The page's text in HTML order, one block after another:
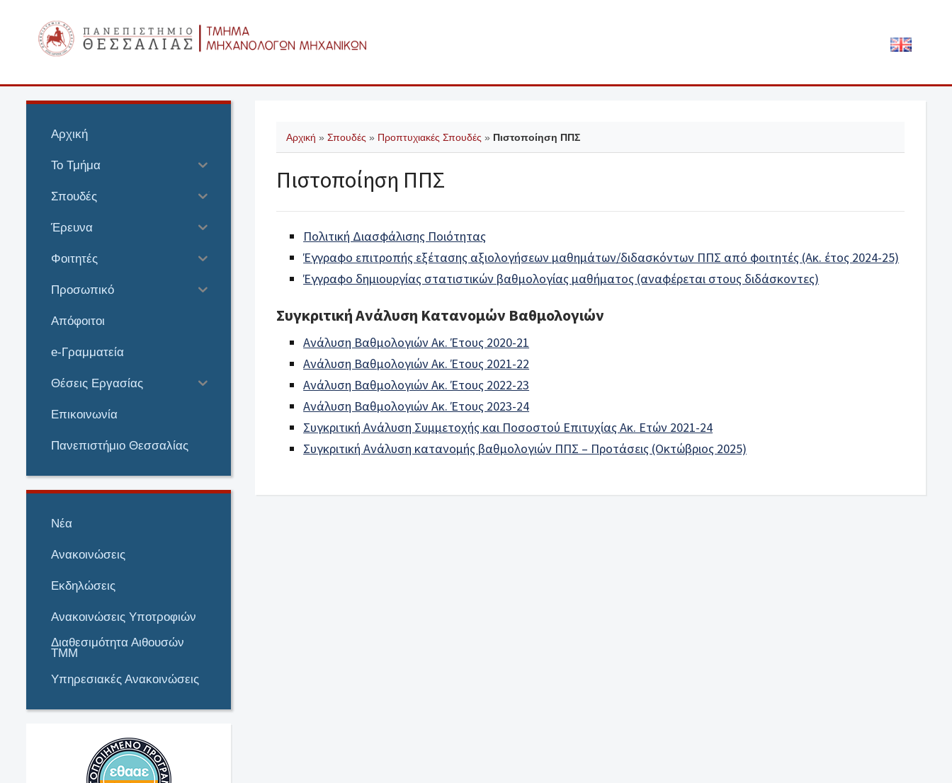
Αρχική
Το Τμήμα
Σπουδές
Έρευνα
Φοιτητές
Προσωπικό
Απόφοιτοι
e-Γραμματεία
Θέσεις Εργασίας
Επικοινωνία
Πανεπιστήμιο Θεσσαλίας
Νέα
Ανακοινώσεις
Εκδηλώσεις
Ανακοινώσεις Υποτροφιών
Διαθεσιμότητα Αιθουσών
ΤΜΜ
Υπηρεσιακές Ανακοινώσεις
Αρχική » Σπουδές » Προπτυχιακές Σπουδές » Πιστοποίηση ΠΠΣ
Πιστοποίηση ΠΠΣ
Πολιτική Διασφάλισης Ποιότητας
Έγγραφο επιτροπής εξέτασης αξιολογήσεων μαθημάτων/διδασκόντων ΠΠΣ από φοιτητές (Aκ. έτος 2024-25)
Έγγραφο δημιουργίας στατιστικών βαθμολογίας μαθήματος (αναφέρεται στους διδάσκοντες)
Συγκριτική Ανάλυση Κατανομών Βαθμολογιών
Ανάλυση Βαθμολογιών Ακ. Έτους 2020-21
Ανάλυση Βαθμολογιών Ακ. Έτους 2021-22
Ανάλυση Βαθμολογιών Ακ. Έτους 2022-23
Ανάλυση Βαθμολογιών Ακ. Έτους 2023-24
Συγκριτική Ανάλυση Συμμετοχής και Ποσοστού Επιτυχίας Ακ. Ετών 2021-24
Συγκριτική Ανάλυση κατανομής βαθμολογιών ΠΠΣ – Προτάσεις (Οκτώβριος 2025)